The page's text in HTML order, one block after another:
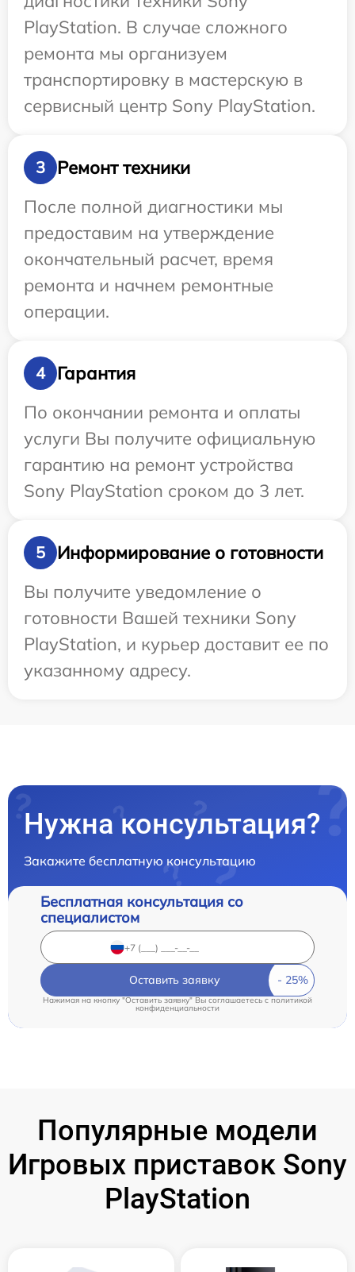
PlayStation. В случае сложного
ремонта мы организуем
транспортировку в мастерскую в
сервисный центр Sony PlayStation.
3
Ремонт техники
После полной диагностики мы
предоставим на утверждение
окончательный расчет, время
ремонта и начнем ремонтные
операции.
4
Гарантия
По окончании ремонта и оплаты
услуги Вы получите официальную
гарантию на ремонт устройства
Sony PlayStation сроком до 3 лет.
5
Информирование о готовности
Вы получите уведомление о
готовности Вашей техники Sony
PlayStation, и курьер доставит ее по
указанному адресу.
Нужна консультация?
Закажите бесплатную консультацию
Бесплатная консультация со
специалистом
Оставить заявку
Нажимая на кнопку "Оставить заявку" Вы соглашаетесь cполитикой
конфиденциальности
Популярные модели
Игровых приставок Sony
PlayStation